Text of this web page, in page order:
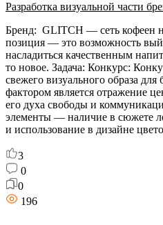
Разработка визуальной части
Бренд: GLITCH — сеть кофеен
позиция — это возможность
насладиться качественным
то новое. Задача: Конкурс:
свежего визуального образа
фактором является отражение
его духа свободы и
элементы — наличие в сюжете
и использование в дизайне
3
0
0
196